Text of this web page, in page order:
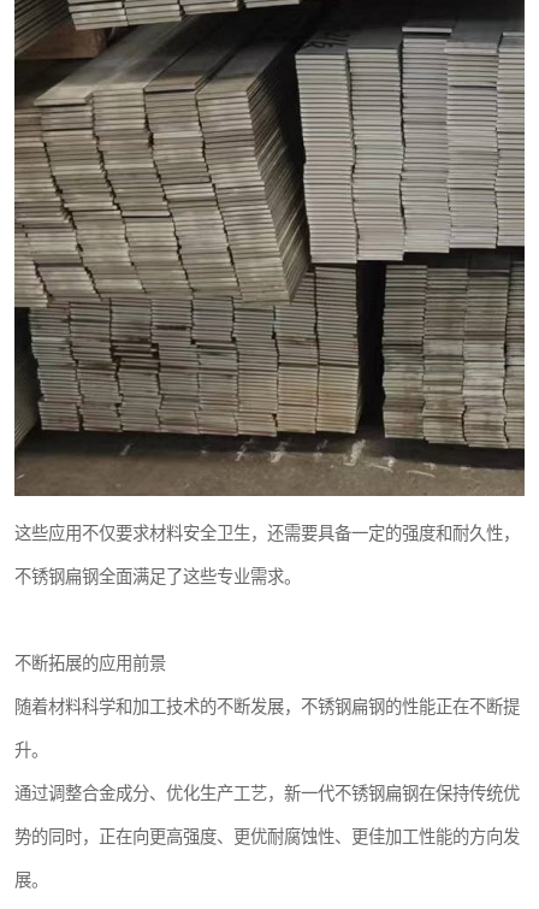
这些应用不仅要求材料安全卫生，还需要具备一定的强度和耐久性，
不锈钢扁钢全面满足了这些专业需求。
不断拓展的应用前景
随着材料科学和加工技术的不断发展，不锈钢扁钢的性能正在不断提
升。
通过调整合金成分、优化生产工艺，新一代不锈钢扁钢在保持传统优
势的同时，正在向更高强度、更优耐腐蚀性、更佳加工性能的方向发
展。